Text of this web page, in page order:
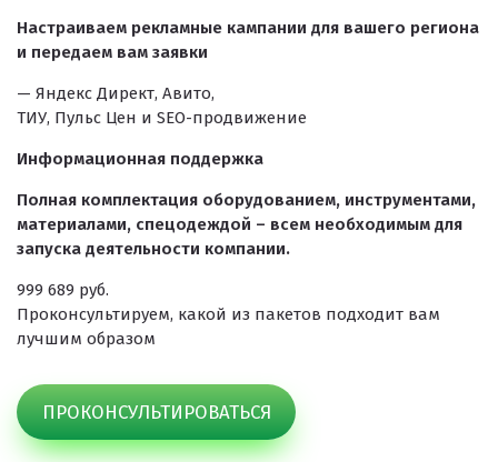
Настраиваем рекламные кампании для вашего региона
и передаем вам заявки
— Яндекс Директ, Авито,
ТИУ, Пульс Цен и SEO-продвижение
Информационная поддержка
Полная комплектация оборудованием, инструментами,
материалами, спецодеждой – всем необходимым для
запуска деятельности компании.
999 689 руб.
Проконсультируем, какой из пакетов подходит вам
лучшим образом
ПРОКОНСУЛЬТИРОВАТЬСЯ